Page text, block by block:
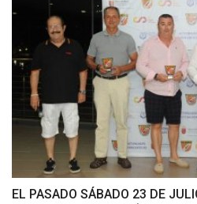
EL PASADO SÁBADO 23 DE